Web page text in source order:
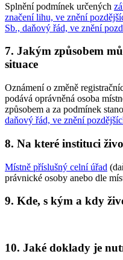
Splnění podmínek určených
značení lihu, ve znění
Sb., daňový řád, ve znění
7. Jakým způsobem
situace
Oznámení o změně
podává oprávněná osoba
způsobem a za podmínek
daňový řád, ve znění
8. Na které instituci
Místně příslušný celní úřad
právnické osoby anebo dle
9. Kde, s kým a kdy
10. Jaké doklady je